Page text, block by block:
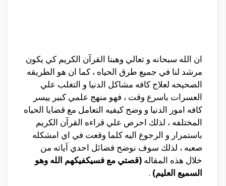
ان الله سبحانه و تعالي وهبنا القرآن الكريم كي يكون
مرشد لنا في جميع طرق الحياه ، كما ان هو الطريقه
الصحيحه لعلاج كافه مشاكل الدنيا و التغلب علي
العسرات باسرع وقت ، فهو منهج علمي كبير ييسر
كافه امور الدنيا و وضح كيفيه التعامل مع قضايا الحياه
المختلفه ، لذلك احرص علي قراءه القرآن الكريم
باستمرار و الرجوع اليه كلما وقعت في اي امشكله
صعبه ، لذلك سوف نوضح فضائل احدي آياته من
خلال هذه المقاله (قصتي مع فسيكفيكهم الله وهو
السميع العليم) .